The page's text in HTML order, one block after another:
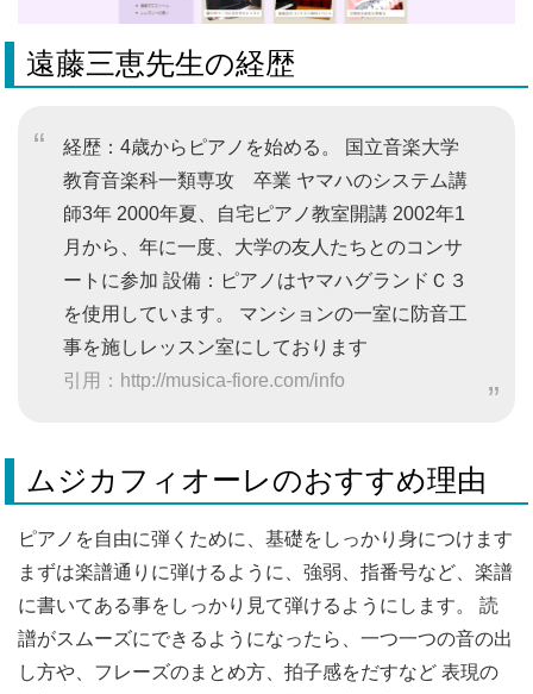
遠藤三恵先生の経歴
経歴：4歳からピアノを始める。 国立音楽大学
教育音楽科一類専攻 卒業 ヤマハのシステム講
師3年 2000年夏、自宅ピアノ教室開講 2002年1
月から、年に一度、大学の友人たちとのコンサ
ートに参加 設備：ピアノはヤマハグランドＣ３
を使用しています。 マンションの一室に防音工
事を施しレッスン室にしております
引用：http://musica-fiore.com/info
ムジカフィオーレのおすすめ理由
ピアノを自由に弾くために、基礎をしっかり身につけます
まずは楽譜通りに弾けるように、強弱、指番号など、楽譜
に書いてある事をしっかり見て弾けるようにします。 読
譜がスムーズにできるようになったら、一つ一つの音の出
し方や、フレーズのまとめ方、拍子感をだすなど 表現の